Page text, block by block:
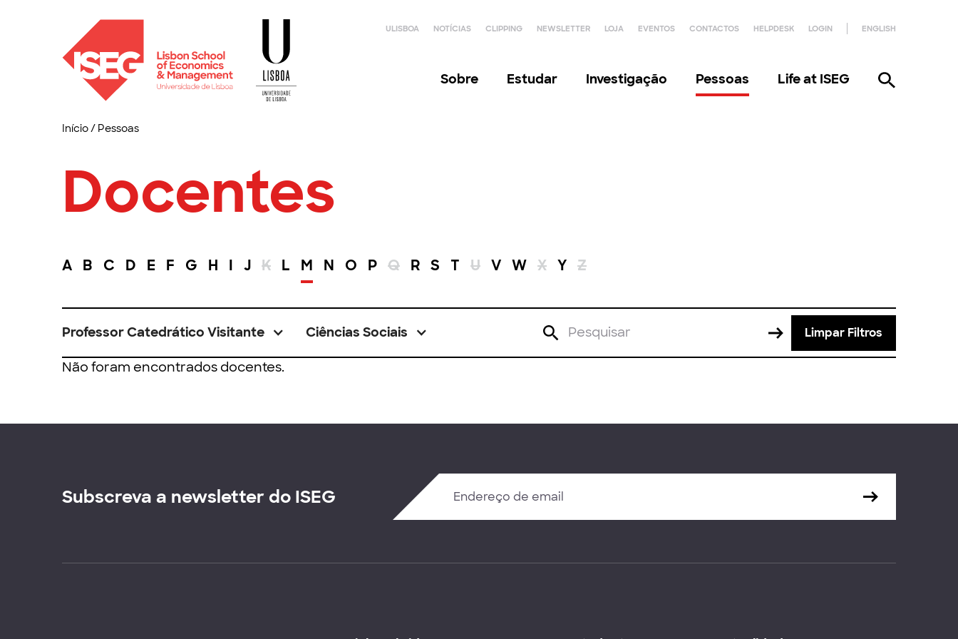
ULISBOA NOTÍCIAS CLIPPING NEWSLETTER LOJA EVENTOS CONTACTOS HELPDESK LOGIN ENGLISH
Sobre Estudar Investigação Pessoas Life at ISEG
Início/ Pessoas
Docentes
A B C D E F G H I J K L M N O P Q R S T U V W X Y Z
Professor Catedrático Visitante Ciências Sociais Limpar Filtros
Não foram encontrados docentes.
Subscreva a newsletter do ISEG